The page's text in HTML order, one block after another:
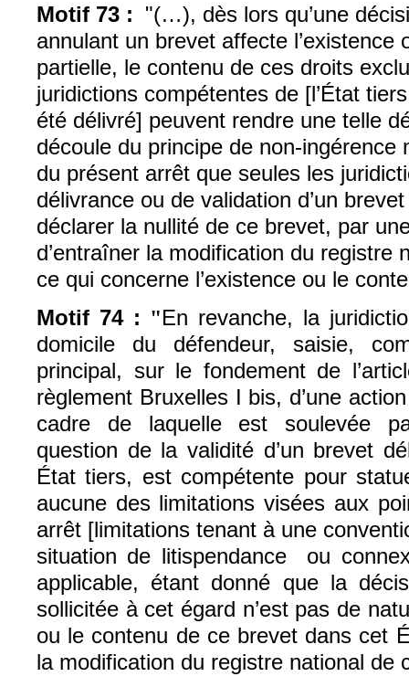
Motif 73 : "(…), dès lors qu’une
annulant un brevet affecte l’existence
partielle, le contenu de ces droits
juridictions compétentes de [l’État
été délivré] peuvent rendre une telle
découle du principe de non-ingérence
du présent arrêt que seules les
délivrance ou de validation d’un
déclarer la nullité de ce brevet, par
d’entraîner la modification du registre
ce qui concerne l’existence ou le
Motif 74 : "En revanche, la
domicile du défendeur, saisie,
principal, sur le fondement de
règlement Bruxelles I bis, d’une
cadre de laquelle est soulevée
question de la validité d’un brevet
État tiers, est compétente pour
aucune des limitations visées aux
arrêt [limitations tenant à une
situation de litispendance ou
applicable, étant donné que la
sollicitée à cet égard n’est pas de
ou le contenu de ce brevet dans cet
la modification du registre national de